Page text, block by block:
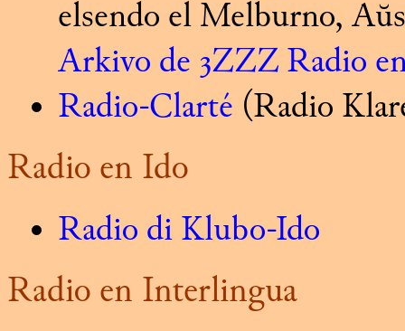
elsendo el Melburno,
Arkivo de 3ZZZ Radio
Radio-Clarté (Radio
Radio en Ido
Radio di Klubo-Ido
Radio en Interlingua